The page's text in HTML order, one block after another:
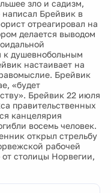
зло и садизм,
написал Брейвик в
отреагировал на
делается выводом
к душевнобольным
настаивает на
Брейвик
«будет
Брейвик 22 июля
правительственных
канцелярия
восемь человек.
открыл стрельбу
рабочей
столицы Норвегии,